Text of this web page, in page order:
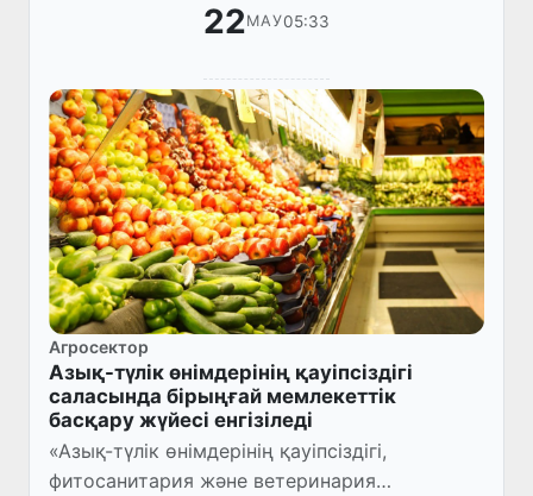
22МАУ05:33
Агросектор
Азық-түлік өнімдерінің қауіпсіздігі
саласында бірыңғай мемлекеттік
басқару жүйесі енгізіледі
«Азық-түлік өнімдерінің қауіпсіздігі,
фитосанитария және ветеринария